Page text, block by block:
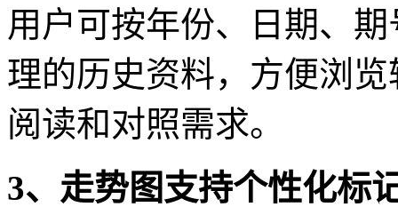
用户可按年份、日期、
理的历史资料，方便浏
阅读和对照需求。
3、走势图支持个性化标